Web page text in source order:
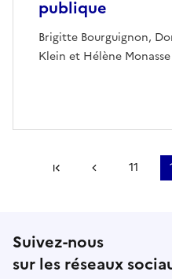
publique
Brigitte Bourguignon,
Klein et Hélène Monasse
Première page
Page
11
Suivez-nous
sur les réseaux